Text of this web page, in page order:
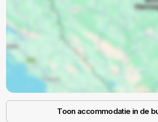
Toon accommodatie in de